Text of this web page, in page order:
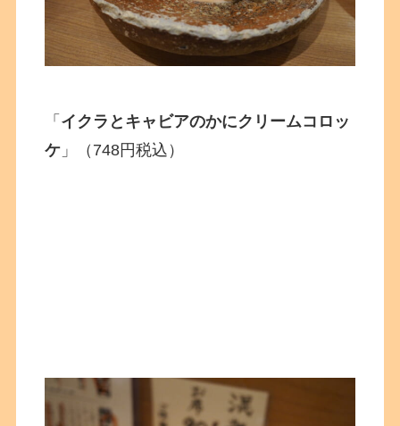
「 イクラとキャビアのかにクリームコロッ
ケ 」（748円税込）